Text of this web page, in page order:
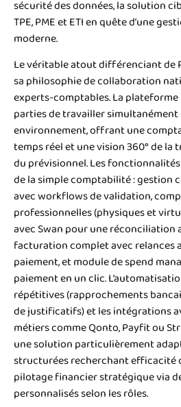
sécurité des données, la solution
TPE, PME et ETI en quête d’une
moderne.
Le véritable atout différenciant de
sa philosophie de collaboration
experts-comptables. La
parties de travailler simultanément
environnement, offrant une
temps réel et une vision 360° de la
du prévisionnel. Les
de la simple comptabilité : gestion
avec workflows de validation,
professionnelles (physiques et
avec Swan pour une réconciliation
facturation complet avec relances
paiement, et module de spend
paiement en un clic.
répétitives (rapprochements
de justificatifs) et les intégrations
métiers comme Qonto, Payfit ou
une solution particulièrement
structurées recherchant efficacité
pilotage financier stratégique via
personnalisés selon les rôles.